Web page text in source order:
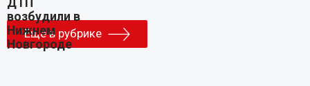
Еще в рубрике